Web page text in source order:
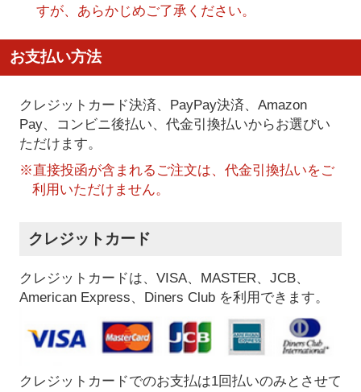
すが、あらかじめご了承ください。
お支払い方法
クレジットカード決済、PayPay決済、Amazon
Pay、コンビニ後払い、代金引換払いからお選びい
ただけます。
※直接投函が含まれるご注文は、代金引換払いをご
利用いただけません。
クレジットカード
クレジットカードは、VISA、MASTER、JCB、
American Express、Diners Club を利用できます。
クレジットカードでのお支払は1回払いのみとさせて